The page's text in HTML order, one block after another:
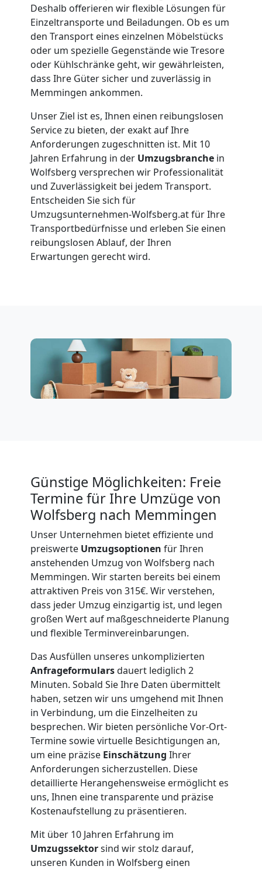
Deshalb offerieren wir flexible Lösungen für
Einzeltransporte und Beiladungen. Ob es um
den Transport eines einzelnen Möbelstücks
oder um spezielle Gegenstände wie Tresore
oder Kühlschränke geht, wir gewährleisten,
dass Ihre Güter sicher und zuverlässig in
Memmingen ankommen.
Unser Ziel ist es, Ihnen einen reibungslosen
Service zu bieten, der exakt auf Ihre
Anforderungen zugeschnitten ist. Mit 10
Jahren Erfahrung in der Umzugsbranche in
Wolfsberg versprechen wir Professionalität
und Zuverlässigkeit bei jedem Transport.
Entscheiden Sie sich für
Umzugsunternehmen-Wolfsberg.at für Ihre
Transportbedürfnisse und erleben Sie einen
reibungslosen Ablauf, der Ihren
Erwartungen gerecht wird.
Günstige Möglichkeiten: Freie
Termine für Ihre Umzüge von
Wolfsberg nach Memmingen
Unser Unternehmen bietet effiziente und
preiswerte Umzugsoptionen für Ihren
anstehenden Umzug von Wolfsberg nach
Memmingen. Wir starten bereits bei einem
attraktiven Preis von 315€. Wir verstehen,
dass jeder Umzug einzigartig ist, und legen
großen Wert auf maßgeschneiderte Planung
und flexible Terminvereinbarungen.
Das Ausfüllen unseres unkomplizierten
Anfrageformularsdauert lediglich 2
Minuten. Sobald Sie Ihre Daten übermittelt
haben, setzen wir uns umgehend mit Ihnen
in Verbindung, um die Einzelheiten zu
besprechen. Wir bieten persönliche Vor-Ort-
Termine sowie virtuelle Besichtigungen an,
um eine präzise Einschätzung Ihrer
Anforderungen sicherzustellen. Diese
detaillierte Herangehensweise ermöglicht es
uns, Ihnen eine transparente und präzise
Kostenaufstellung zu präsentieren.
Mit über 10 Jahren Erfahrung im
Umzugssektorsind wir stolz darauf,
unseren Kunden in Wolfsberg einen
Wolfsberg
Qualitäts-
Umzüge
Wolfsberg
Vereinsumzug
Wolfsberg
Anfrage
Möbeltransport
Möbeltransport
International
Beiladung
International
Internationaler
Umzug
Nationaler
Umzug